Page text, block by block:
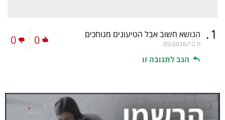
1
. הנושא חשוב אבל הטיעונים מגוחכים
ח 05/2026/12
הגב לתגובה זו
0
0